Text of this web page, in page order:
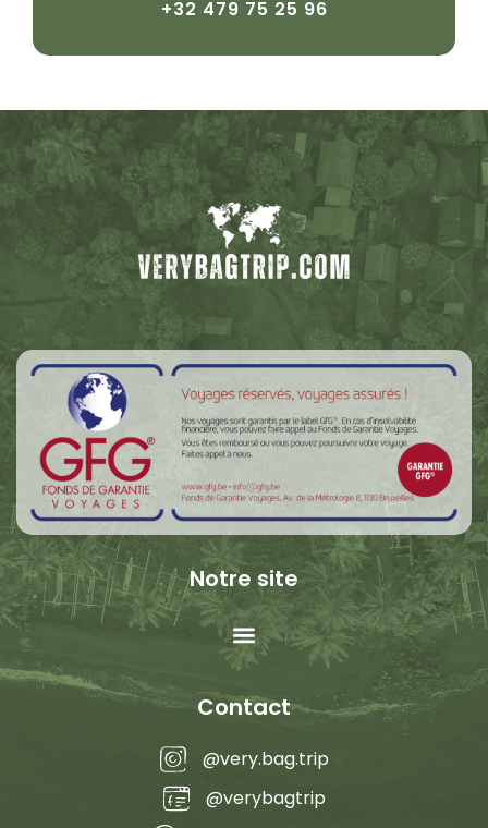
+32 479 75 25 96
Notre site
Contact
@very.bag.trip
@verybagtrip